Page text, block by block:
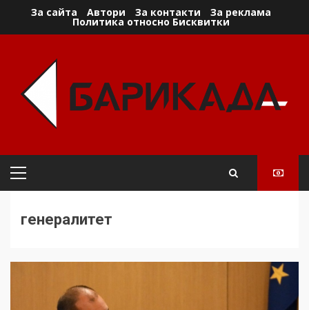
За сайта Автори За контакти За реклама
Политика относно Бисквитки
Primary
генералитет